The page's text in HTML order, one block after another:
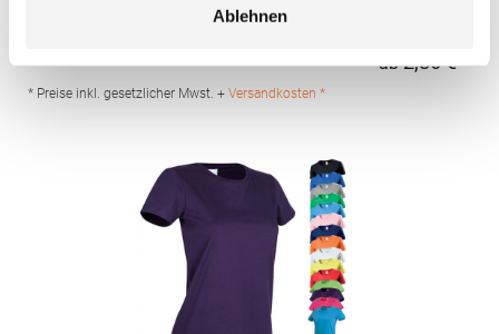
Ablehnen
Nähte Ton-in-Ton an Armausschnitt und Einsatz am Arm Control
g/m²Materialzusammensetzung: 100% PolyesterAngaben zur
Produktsicherheit: Herst.-Nr.: CA0408 Hersteller: GORFACTORY
ab2,86 € *
* Preise inkl. gesetzlicher Mwst. + Versandkosten *